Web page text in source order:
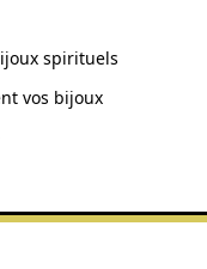
spirituels
vos bijoux